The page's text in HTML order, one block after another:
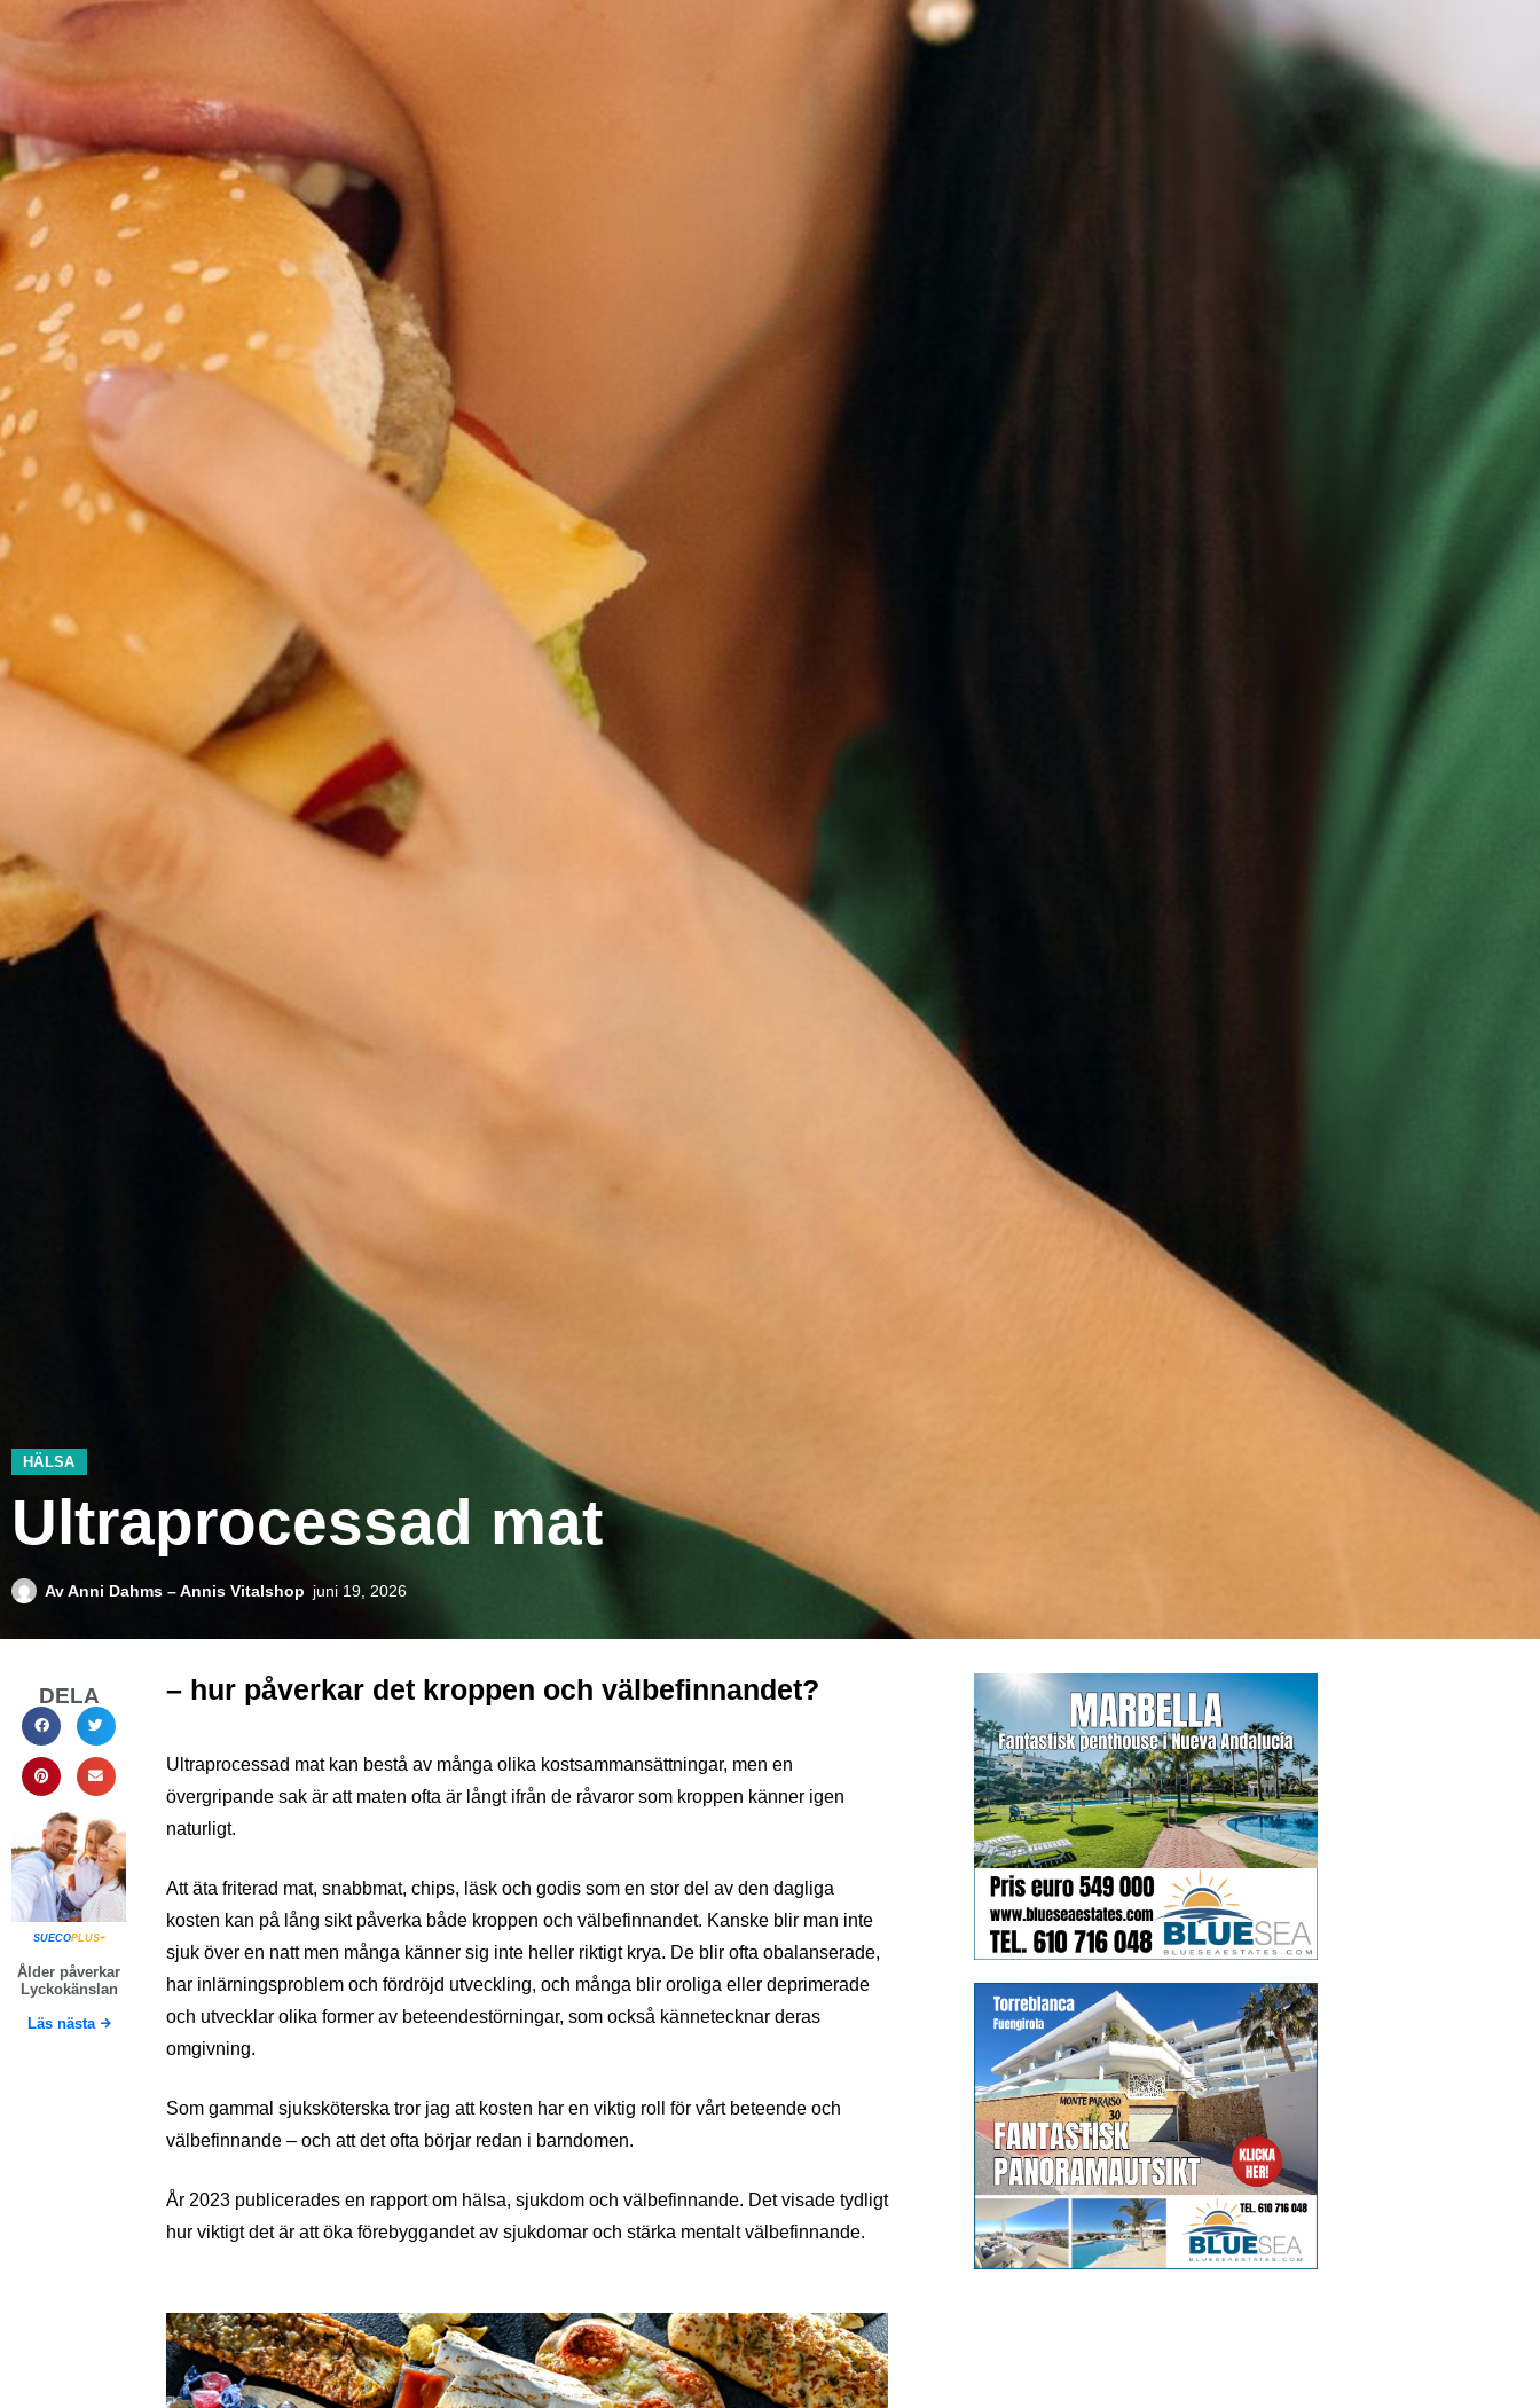
HÄLSA
Ultraprocessad mat
AvAnni Dahms – Annis Vitalshop juni 19, 2026
DELA
SUECOPLUS+
Ålder påverkar
Lyckokänslan
Läs nästa
– hur påverkar det kroppen och välbefinnandet?
Ultraprocessad mat kan bestå av många olika kostsammansättningar, men en
övergripande sak är att maten ofta är långt ifrån de råvaror som kroppen känner igen
naturligt.
Att äta friterad mat, snabbmat, chips, läsk och godis som en stor del av den dagliga
kosten kan på lång sikt påverka både kroppen och välbefinnandet. Kanske blir man inte
sjuk över en natt men många känner sig inte heller riktigt krya. De blir ofta obalanserade,
har inlärningsproblem och fördröjd utveckling, och många blir oroliga eller deprimerade
och utvecklar olika former av beteendestörningar, som också kännetecknar deras
omgivning.
Som gammal sjuksköterska tror jag att kosten har en viktig roll för vårt beteende och
välbefinnande – och att det ofta börjar redan i barndomen.
År 2023 publicerades en rapport om hälsa, sjukdom och välbefinnande. Det visade tydligt
hur viktigt det är att öka förebyggandet av sjukdomar och stärka mentalt välbefinnande.